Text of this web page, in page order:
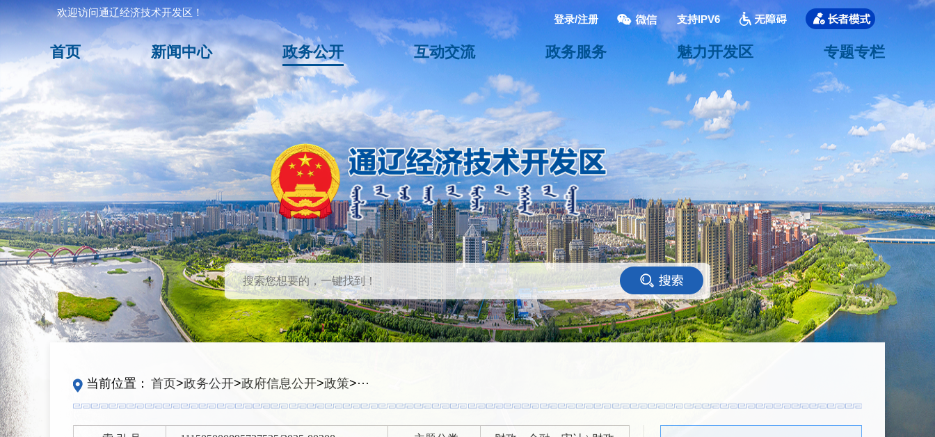
欢迎访问通辽经济技术开发区！
登录/注册 支持IPV6
首页 新闻中心 政务公开 互动交流 政务服务 魅力开发区 专题专栏
<
当前位置： 首页>政务公开>政府信息公开>政策>···